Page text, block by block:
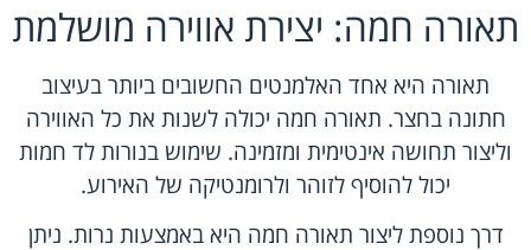
תאורה חמה: יצירת אווירה מושלמת
תאורה היא אחד האלמנטים החשובים ביותר בעיצוב
חתונה בחצר. תאורה חמה יכולה לשנות את כל האווירה
וליצור תחושה אינטימית ומזמינה. שימוש בנורות לד חמות
יכול להוסיף לזוהר ולרומנטיקה של האירוע.
דרך נוספת ליצור תאורה חמה היא באמצעות נרות. ניתן